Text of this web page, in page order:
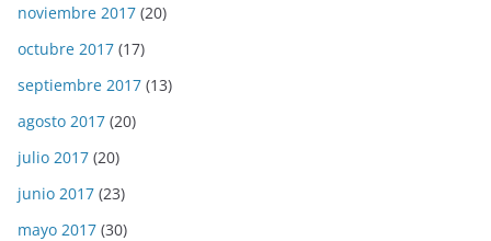
noviembre 2017 (20)
octubre 2017 (17)
septiembre 2017 (13)
agosto 2017 (20)
julio 2017 (20)
junio 2017 (23)
mayo 2017 (30)